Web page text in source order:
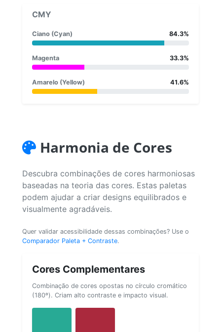
CMY
Ciano (Cyan) 84.3%
Magenta 33.3%
Amarelo (Yellow) 41.6%
Harmonia de Cores
Descubra combinações de cores harmoniosas
baseadas na teoria das cores. Estas paletas
podem ajudar a criar designs equilibrados e
visualmente agradáveis.
Quer validar acessibilidade dessas combinações? Use o
Comparador Paleta + Contraste.
Cores Complementares
Combinação de cores opostas no círculo cromático
(180º). Criam alto contraste e impacto visual.